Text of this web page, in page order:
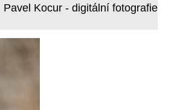
Pavel Kocur - digitální fotografie